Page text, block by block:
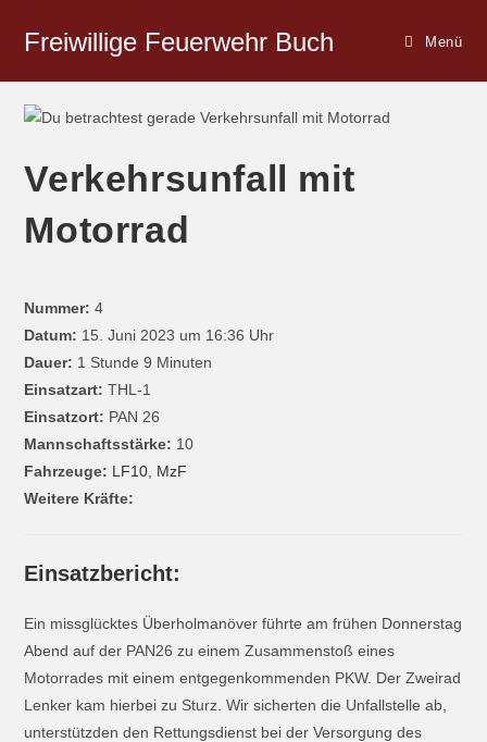
Freiwillige Feuerwehr Buch Menü
Verkehrsunfall mit
Motorrad
Nummer: 4
Datum: 15. Juni 2023 um 16:36 Uhr
Dauer: 1 Stunde 9 Minuten
Einsatzart: THL-1
Einsatzort: PAN 26
Mannschaftsstärke: 10
Fahrzeuge: LF10 MzF
Weitere Kräfte:
Einsatzbericht:
Ein missglücktes Überholmanöver führte am frühen Donnerstag
Abend auf der PAN26 zu einem Zusammenstoß eines
Motorrades mit einem entgegenkommenden PKW. Der Zweirad
Lenker kam hierbei zu Sturz. Wir sicherten die Unfallstelle ab,
unterstützden den Rettungsdienst bei der Versorgung des